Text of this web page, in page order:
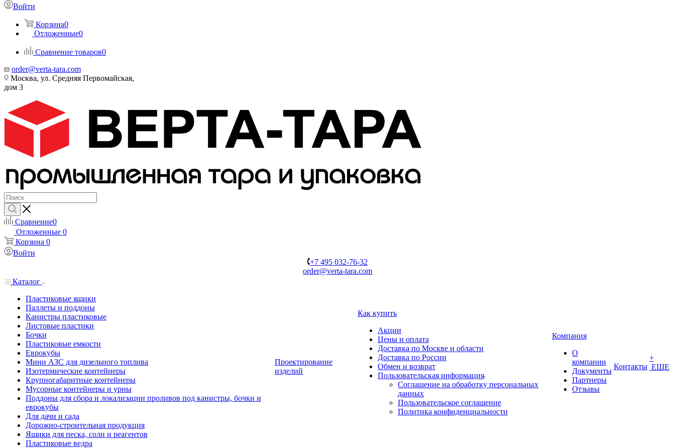
Войти
Корзина0
Отложенные0
Сравнение товаров0
order@verta-tara.com
Москва, ул. Средняя Первомайская,
дом 3
Сравнение0
Отложенные 0
Корзина 0
Войти
+7 495 032-76-32
order@verta-tara.com
Каталог
Пластиковые ящики
Паллеты и поддоны
Канистры пластиковые
Листовые пластики
Бочки
Пластиковые емкости
Еврокубы
Мини АЗС для дизельного топлива
Изотермические контейнеры
Крупногабаритные контейнеры
Мусорные контейнеры и урны
Поддоны для сбора и локализации проливов под канистры, бочки и
еврокубы
Для дачи и сада
Дорожно-строительная продукция
Ящики для песка, соли и реагентов
Пластиковые ведра
Проектирование
изделий
Как купить
Акции
Цены и оплата
Доставка по Москве и области
Доставка по России
Обмен и возврат
Пользовательская информация
Соглашение на обработку персональных
данных
Пользовательское соглашение
Политика конфиденциальности
Компания
О
компании
Документы
Партнеры
Отзывы
Контакты
+
ЕЩЕ